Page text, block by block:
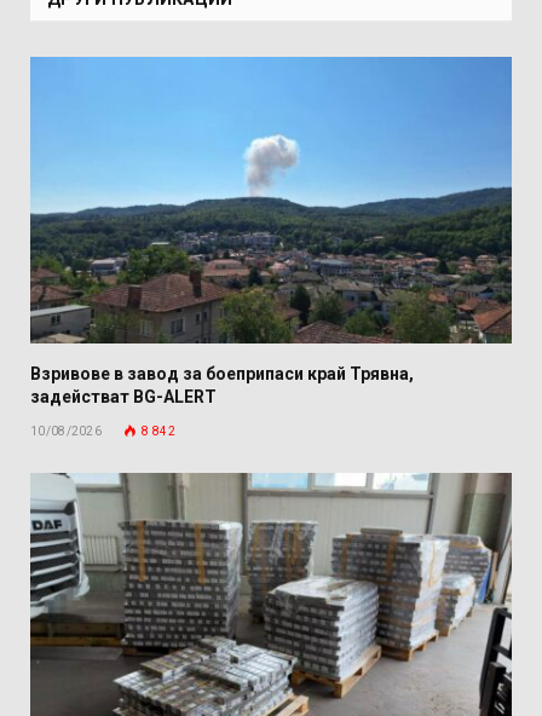
Взривове в завод за боеприпаси край Трявна,
задействат BG-ALERT
10/08/2026 8 842